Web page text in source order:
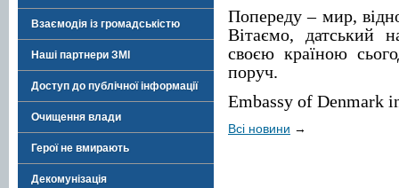
Взаємодія із громадськістю
Наші партнери ЗМІ
Доступ до публічної інформації
Очищення влади
Герої не вмирають
Декомунізація
Попереду – мир,
Вітаємо, датський
своєю країною
поруч.
Embassy of Denmark
Всі новини →